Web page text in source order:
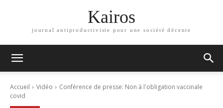
Kairos
journal antiproductiviste pour une société décente
Accueil Vidéo
Conférence de presse: Non à l'obligation vaccinale
covid